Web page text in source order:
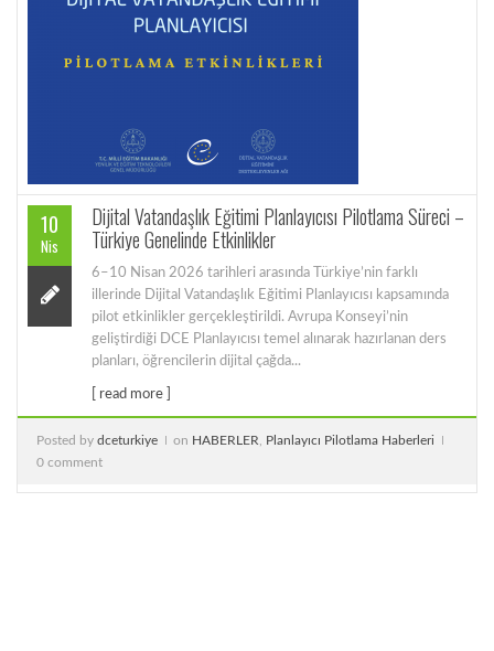
10
Nis
Dijital Vatandaşlık Eğitimi Planlayıcısı Pilotlama Süreci –
Türkiye Genelinde Etkinlikler
6–10 Nisan 2026 tarihleri arasında Türkiye’nin farklı
illerinde Dijital Vatandaşlık Eğitimi Planlayıcısı kapsamında
pilot etkinlikler gerçekleştirildi. Avrupa Konseyi’nin
geliştirdiği DCE Planlayıcısı temel alınarak hazırlanan ders
planları, öğrencilerin dijital çağda...
[ read more ]
Posted by dceturkiye on HABERLER
Planlayıcı Pilotlama Haberleri
0 comment